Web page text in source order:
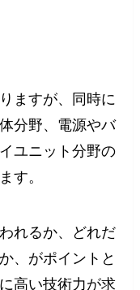
ますが、同時に
分野、電源やバ
ユニット分野の
す。
れるか、どれだ
、がポイントと
高い技術力が求